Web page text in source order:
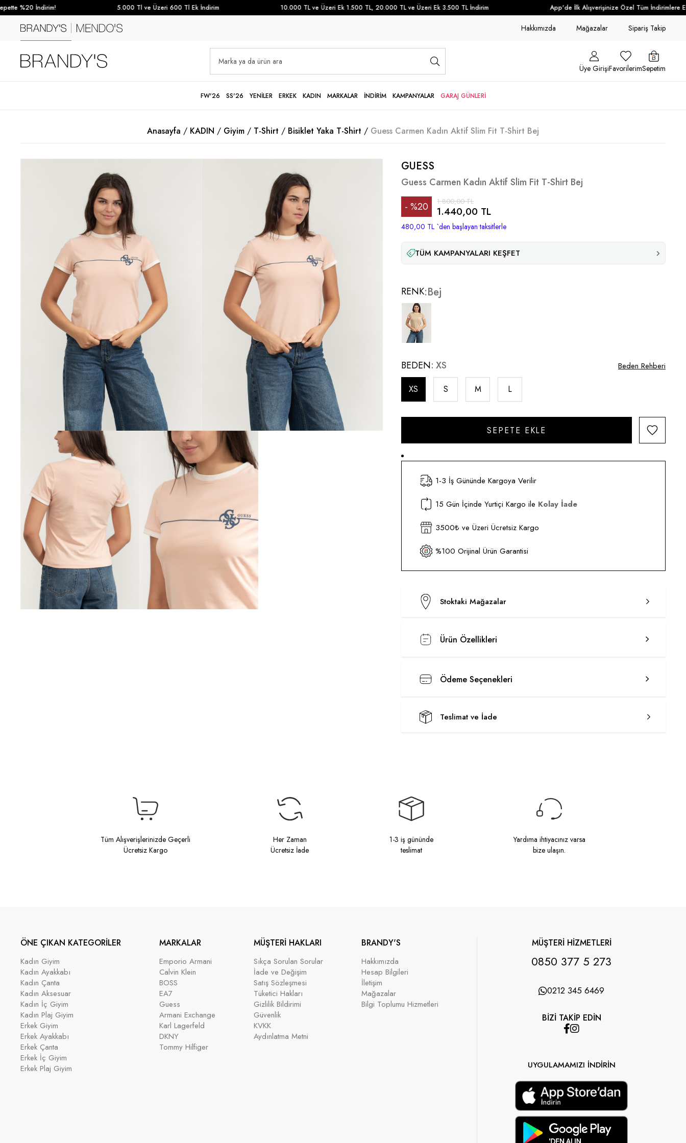
%20 İndirim! 5.000 Tl ve Üzeri 600 Tl Ek İndirim 10.000 TL ve Üzeri Ek 1.500 TL, 20.000 TL ve Üzeri Ek 3.500 TL İndirim App'de İlk Alışverişinize Özel Tüm İndirimlere Ek
Hakkımızda Mağazalar Sipariş Takip
Üye GirişiFavorilerimSepetim
FW'26 SS'26 YENİLER ERKEK KADIN MARKALAR İNDİRİM KAMPANYALAR GARAJ GÜNLERİ
Anasayfa KADIN Giyim T-Shirt Bisiklet Yaka T-Shirt Guess Carmen Kadın Aktif Slim Fit T-Shirt Bej
GUESS
Guess Carmen Kadın Aktif Slim Fit T-Shirt Bej
%20
İndirim
1.800,00 TL
1.440,00 TL
480,00 TL `den başlayan taksitlerle
TÜM KAMPANYALARI KEŞFET
RENK Bej
BEDEN XS
XS S M L
Beden Rehberi
1-3 İş Gününde Kargoya Verilir
15 Gün İçinde Yurtiçi Kargo ile Kolay İade
3500₺ ve Üzeri Ücretsiz Kargo
%100 Orijinal Ürün Garantisi
Stoktaki Mağazalar
Ürün Özellikleri
Ödeme Seçenekleri
Teslimat ve İade
Tüm Alışverişlerinizde Geçerli
Ücretsiz Kargo
Her Zaman
Ücretsiz İade
1-3 iş gününde
teslimat
Yardıma ihtiyacınız varsa
bize ulaşın.
ÖNE ÇIKAN KATEGORİLER
Kadın Giyim
Kadın Ayakkabı
Kadın Çanta
Kadın Aksesuar
Kadın İç Giyim
Kadın Plaj Giyim
Erkek Giyim
Erkek Ayakkabı
Erkek Çanta
Erkek İç Giyim
Erkek Plaj Giyim
MARKALAR
Emporio Armani
Calvin Klein
BOSS
EA7
Guess
Armani Exchange
Karl Lagerfeld
DKNY
Tommy Hilfiger
MÜŞTERİ HAKLARI
Sıkça Sorulan Sorular
İade ve Değişim
Satış Sözleşmesi
Tüketici Hakları
Gizlilik Bildirimi
Güvenlik
KVKK
Aydınlatma Metni
BRANDY'S
Hakkımızda
Hesap Bilgileri
İletişim
Mağazalar
Bilgi Toplumu Hizmetleri
MÜŞTERİ HİZMETLERİ
0850 377 5 273
0212 345 6469
BİZİ TAKİP EDİN
UYGULAMAMIZI İNDİRİN